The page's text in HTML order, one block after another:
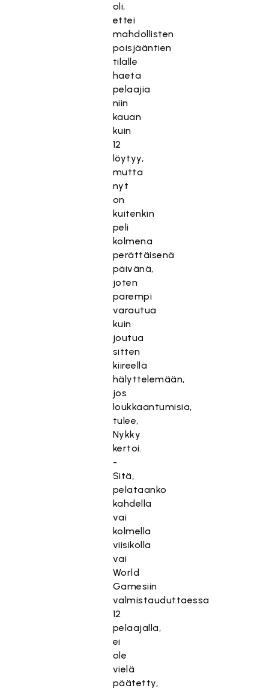
oli,
ettei
mahdollisten
poisjääntien
tilalle
haeta
pelaajia
niin
kauan
kuin
12
löytyy,
mutta
nyt
on
kuitenkin
peli
kolmena
perättäisenä
päivänä,
joten
parempi
varautua
kuin
joutua
sitten
kiireellä
hälyttelemään,
jos
loukkaantumisia,
tulee,
Nykky
kertoi.
-
Sitä,
pelataanko
kahdella
vai
kolmella
viisikolla
vai
World
Gamesiin
valmistauduttaessa
12
pelaajalla,
ei
ole
vielä
päätetty,